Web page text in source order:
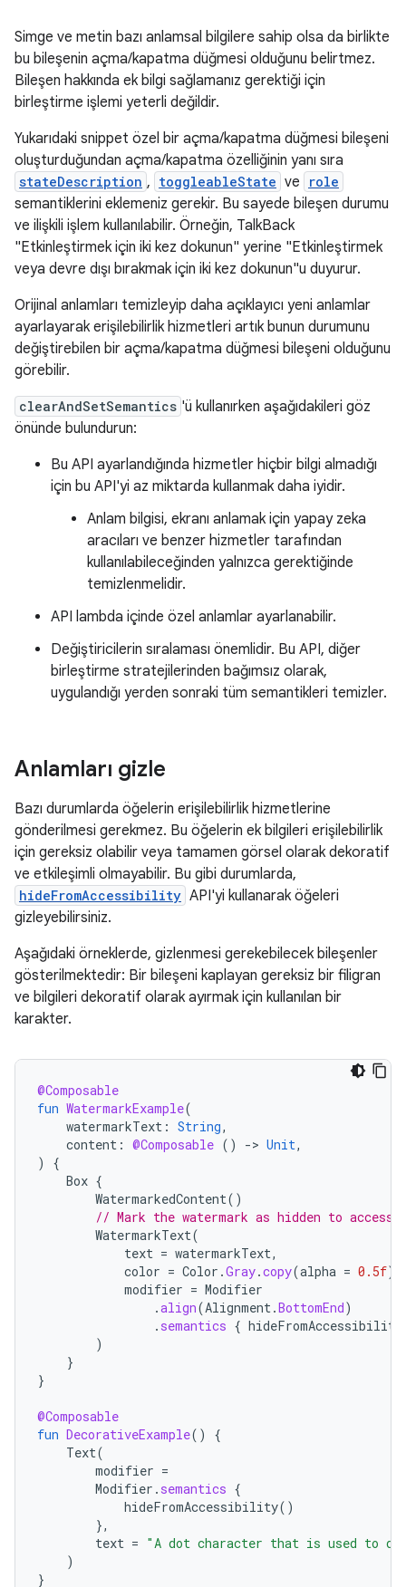
Simge ve metin bazı anlamsal bilgilere sahip olsa da birlikte
bu bileşenin açma/kapatma düğmesi olduğunu belirtmez.
Bileşen hakkında ek bilgi sağlamanız gerektiği için
birleştirme işlemi yeterli değildir.
Yukarıdaki snippet özel bir açma/kapatma düğmesi bileşeni
oluşturduğundan açma/kapatma özelliğinin yanı sıra
stateDescription , toggleableState ve role
semantiklerini eklemeniz gerekir. Bu sayede bileşen durumu
ve ilişkili işlem kullanılabilir. Örneğin, TalkBack
"Etkinleştirmek için iki kez dokunun" yerine "Etkinleştirmek
veya devre dışı bırakmak için iki kez dokunun"u duyurur.
Orijinal anlamları temizleyip daha açıklayıcı yeni anlamlar
ayarlayarak erişilebilirlik hizmetleri artık bunun durumunu
değiştirebilen bir açma/kapatma düğmesi bileşeni olduğunu
görebilir.
clearAndSetSemantics 'ü kullanırken aşağıdakileri göz
önünde bulundurun:
Bu API ayarlandığında hizmetler hiçbir bilgi almadığı
için bu API'yi az miktarda kullanmak daha iyidir.
Anlam bilgisi, ekranı anlamak için yapay zeka
aracıları ve benzer hizmetler tarafından
kullanılabileceğinden yalnızca gerektiğinde
temizlenmelidir.
API lambda içinde özel anlamlar ayarlanabilir.
Değiştiricilerin sıralaması önemlidir. Bu API, diğer
birleştirme stratejilerinden bağımsız olarak,
uygulandığı yerden sonraki tüm semantikleri temizler.
Anlamları gizle
Bazı durumlarda öğelerin erişilebilirlik hizmetlerine
gönderilmesi gerekmez. Bu öğelerin ek bilgileri erişilebilirlik
için gereksiz olabilir veya tamamen görsel olarak dekoratif
ve etkileşimli olmayabilir. Bu gibi durumlarda,
hideFromAccessibility API'yi kullanarak öğeleri
gizleyebilirsiniz.
Aşağıdaki örneklerde, gizlenmesi gerekebilecek bileşenler
gösterilmektedir: Bir bileşeni kaplayan gereksiz bir filigran
ve bilgileri dekoratif olarak ayırmak için kullanılan bir
karakter.
@Composable
fun WatermarkExample(
watermarkText : String,
content : @Composable () -> Unit,
)
{
Box {
WatermarkedContent()
// Mark the watermark as hidden to
WatermarkText(
text = watermarkText,
color = Color .Gray.copy(alpha = 0.5f),
modifier = Modifier
.align(Alignment .BottomEnd)
. semantics { hideFromAccessibility
)
}
}
@Composable
fun DecorativeExample()
{
Text(
modifier =
Modifier . semantics {
hideFromAccessibility()
},
text = "A dot character that is used to
)
}